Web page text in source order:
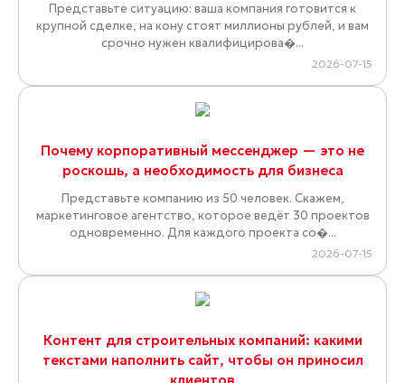
Представьте ситуацию: ваша компания готовится к
крупной сделке, на кону стоят миллионы рублей, и вам
срочно нужен квалифицирова�...
2026-07-15
Почему корпоративный мессенджер — это не
роскошь, а необходимость для бизнеса
Представьте компанию из 50 человек. Скажем,
маркетинговое агентство, которое ведёт 30 проектов
одновременно. Для каждого проекта со�...
2026-07-15
Контент для строительных компаний: какими
текстами наполнить сайт, чтобы он приносил